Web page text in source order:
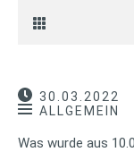
30.03.2022
ALLGEMEIN
Was wurde aus